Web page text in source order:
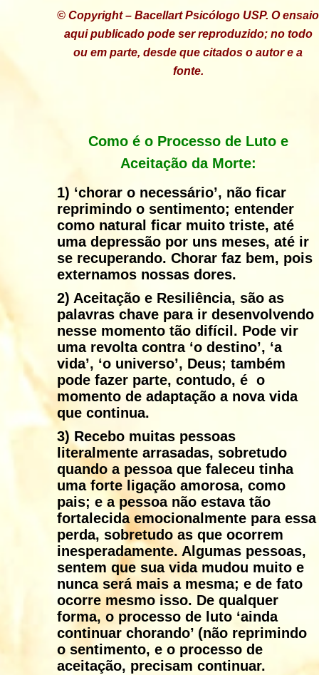
© Copyright – Bacellart Psicólogo USP. O ensaio
aqui publicado pode ser reproduzido; no todo
ou em parte, desde que citados o autor e a
fonte.
Como é o Processo de Luto e
Aceitação da Morte:
1) ‘chorar o necessário’, não ficar
reprimindo o sentimento; entender
como natural ficar muito triste, até
uma depressão por uns meses, até ir
se recuperando. Chorar faz bem, pois
externamos nossas dores.
2) Aceitação e Resiliência, são as
palavras chave para ir desenvolvendo
nesse momento tão difícil. Pode vir
uma revolta contra ‘o destino’, ‘a
vida’, ‘o universo’, Deus; também
pode fazer parte, contudo, é o
momento de adaptação a nova vida
que continua.
3) Recebo muitas pessoas
literalmente arrasadas, sobretudo
quando a pessoa que faleceu tinha
uma forte ligação amorosa, como
pais; e a pessoa não estava tão
fortalecida emocionalmente para essa
perda, sobretudo as que ocorrem
inesperadamente. Algumas pessoas,
sentem que sua vida mudou muito e
nunca será mais a mesma; e de fato
ocorre mesmo isso. De qualquer
forma, o processo de luto ‘ainda
continuar chorando’ (não reprimindo
o sentimento, e o processo de
aceitação, precisam continuar.